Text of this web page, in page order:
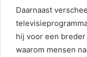
Daarnaast
hij voor een
waarom mensen